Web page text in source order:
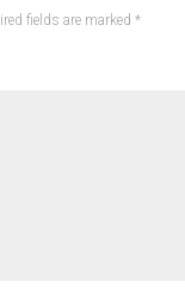
fields are marked *